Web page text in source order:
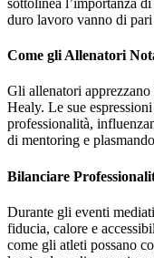
sottolinea l’importanza
duro lavoro vanno di pari
Come gli Allenatori
Gli allenatori
Healy. Le sue
professionalità,
di mentoring e
Bilanciare
Durante gli eventi
fiducia, calore e
come gli atleti possano